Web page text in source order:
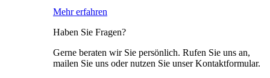
Mehr erfahren
Haben Sie Fragen?
Gerne beraten wir Sie persönlich. Rufen Sie uns an,
mailen Sie uns oder nutzen Sie unser Kontaktformular.